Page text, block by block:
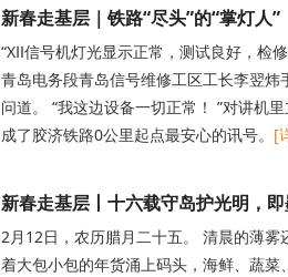
新春走基层｜​铁路“尽头”的“掌灯人”
“XⅡ信号机灯光显示正常，测试良好，检
青岛电务段青岛信号维修工区工长李翌
问道。 “我这边设备一切正常！ ”对讲机
成了胶济铁路0公里起点最安心的讯号。 [
新春走基层丨十六载守岛护光明，
2月12日，农历腊月二十五。 清晨的薄
着大包小包的年货涌上码头，海鲜、蔬